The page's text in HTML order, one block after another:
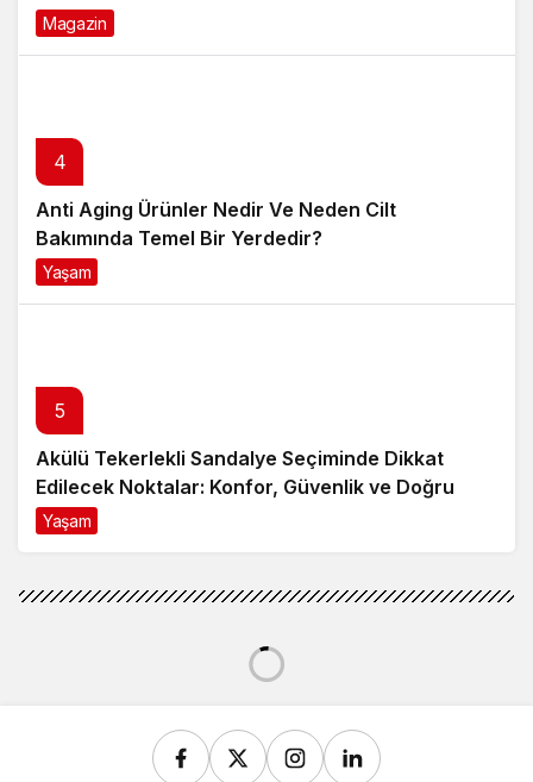
Magazin
4
Anti Aging Ürünler Nedir Ve Neden Cilt
Bakımında Temel Bir Yerdedir?
Yaşam
5
Akülü Tekerlekli Sandalye Seçiminde Dikkat
Edilecek Noktalar: Konfor, Güvenlik ve Doğru
Model Tercihi
Yaşam
52 ilin emniyet müdürü değişti
52 ilin emniyet müdürü değişti